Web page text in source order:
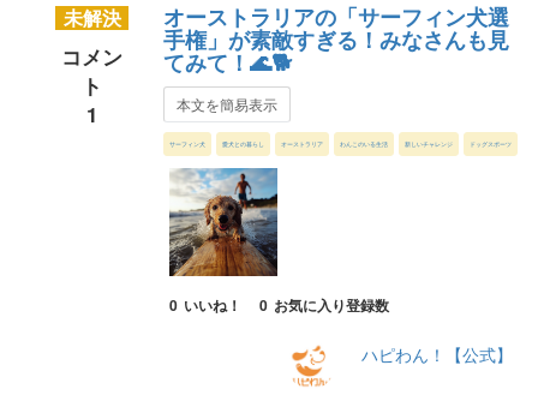
未解決
コメン
ト
1
オーストラリアの「サーフィン犬選
手権」が素敵すぎる！みなさんも見
てみて！🌊🐕
本文を簡易表示
サーフィン犬 愛犬との暮らし オーストラリア わんこのいる生活 新しいチャレンジ ドッグスポーツ
0 いいね！ 0 お気に入り登録数
ハピわん！【公式】